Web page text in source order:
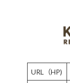
URL（HP)